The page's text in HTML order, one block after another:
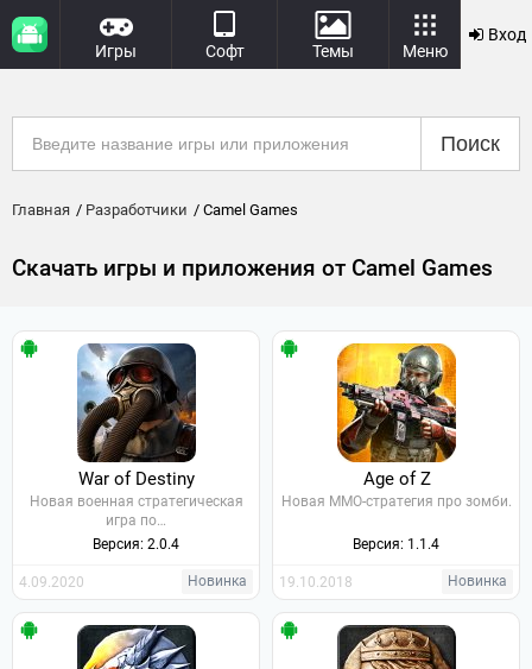
Игры Софт Темы Меню
Вход
Поиск
Главная Разработчики Camel Games
Скачать игры и приложения от Camel Games
War of Destiny
Новая военная стратегическая
игра по…
Версия: 2.0.4
4.09.2020 Новинка
Age of Z
Новая MMO-стратегия про зомби.
Версия: 1.1.4
19.10.2018 Новинка